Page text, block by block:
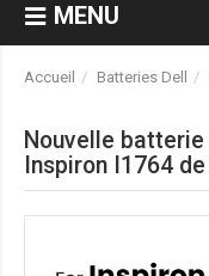
MENU
Accueil Batteries Dell
Nouvelle batterie
Inspiron I1764